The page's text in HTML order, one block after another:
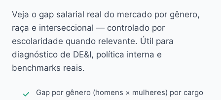
Veja o gap salarial real do mercado por gênero,
raça e interseccional — controlado por
escolaridade quando relevante. Útil para
diagnóstico de DE&I, política interna e
benchmarks reais.
Gap por gênero (homens × mulheres) por cargo